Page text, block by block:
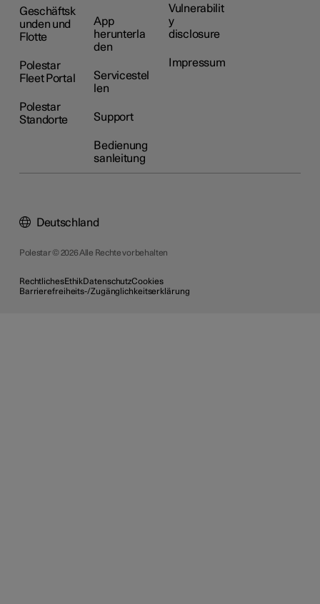
Geschäftsk
unden und
Flotte
Polestar
Fleet Portal
Polestar
Standorte
App
herunterla
den
Servicestel
len
Support
Bedienung
sanleitung
Vulnerabilit
y
disclosure
Impressum
Polestar © 2026 Alle Rechte vorbehalten
RechtlichesEthikDatenschutzCookies
Barrierefreiheits-/Zugänglichkeitserklärung
Deutschland